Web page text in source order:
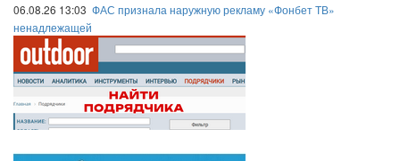
06.08.26 13:03 ФАС признала наружную рекламу «Фонбет ТВ»
ненадлежащей